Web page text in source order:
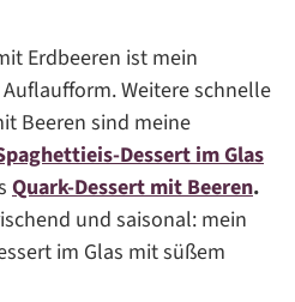
Erdbeeren ist mein
Weitere schnelle
Beeren sind meine
Dessert im Glas
Quark-Dessert mit Beeren.
und saisonal: mein
im Glas mit süßem